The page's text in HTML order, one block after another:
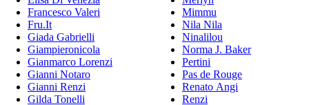
Francesco Valeri
Fru.It
Giada Gabrielli
Giampieronicola
Gianmarco Lorenzi
Gianni Notaro
Gianni Renzi
Gilda Tonelli
Mimmu
Nila Nila
Ninalilou
Norma J. Baker
Pertini
Pas de Rouge
Renato Angi
Renzi